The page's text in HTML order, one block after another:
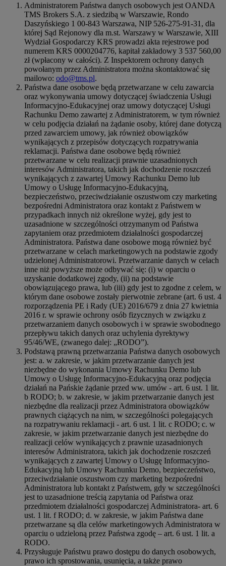
Administratorem Państwa danych osobowych jest OANDA
TMS Brokers S.A. z siedzibą w Warszawie, Rondo
Daszyńskiego 1 00-843 Warszawa, NIP 526-275-91-31, dla
której Sąd Rejonowy dla m.st. Warszawy w Warszawie, XIII
Wydział Gospodarczy KRS prowadzi akta rejestrowe pod
numerem KRS 0000204776, kapitał zakładowy 3 537 560,00
zł (wpłacony w całości). Z Inspektorem ochrony danych
powołanym przez Administratora można skontaktować się
mailowo: odo@tms.pl.
Państwa dane osobowe będą przetwarzane w celu zawarcia
oraz wykonywania umowy dotyczącej świadczenia Usługi
Informacyjno-Edukacyjnej oraz umowy dotyczącej Usługi
Rachunku Demo zawartej z Administratorem, w tym również
w celu podjęcia działań na żądanie osoby, której dane dotyczą
przed zawarciem umowy, jak również obowiązków
wynikających z przepisów dotyczących rozpatrywania
reklamacji. Państwa dane osobowe będą również
przetwarzane w celu realizacji prawnie uzasadnionych
interesów Administratora, takich jak dochodzenie roszczeń
wynikających z zawartej Umowy Rachunku Demo lub
Umowy o Usługę Informacyjno-Edukacyjną,
bezpieczeństwo, przeciwdziałanie oszustwom czy marketing
bezpośredni Administratora oraz kontakt z Państwem w
przypadkach innych niż określone wyżej, gdy jest to
uzasadnione w szczególności otrzymanym od Państwa
zapytaniem oraz przedmiotem działalności gospodarczej
Administratora. Państwa dane osobowe mogą również być
przetwarzane w celach marketingowych na podstawie zgody
udzielonej Administratorowi. Przetwarzanie danych w celach
inne niż powyższe może odbywać się: (i) w oparciu o
uzyskanie dodatkowej zgody, (ii) na podstawie
obowiązującego prawa, lub (iii) gdy jest to zgodne z celem, w
którym dane osobowe zostały pierwotnie zebrane (art. 6 ust. 4
rozporządzenia PE i Rady (UE) 2016/679 z dnia 27 kwietnia
2016 r. w sprawie ochrony osób fizycznych w związku z
przetwarzaniem danych osobowych i w sprawie swobodnego
przepływu takich danych oraz uchylenia dyrektywy
95/46/WE, (zwanego dalej: „RODO”).
Podstawą prawną przetwarzania Państwa danych osobowych
jest: a. w zakresie, w jakim przetwarzanie danych jest
niezbędne do wykonania Umowy Rachunku Demo lub
Umowy o Usługę Informacyjno-Edukacyjną oraz podjęcia
działań na Pańskie żądanie przed ww. umów - art. 6 ust. 1 lit.
b RODO; b. w zakresie, w jakim przetwarzanie danych jest
niezbędne dla realizacji przez Administratora obowiązków
prawnych ciążących na nim, w szczególności polegających
na rozpatrywaniu reklamacji - art. 6 ust. 1 lit. c RODO; c. w
zakresie, w jakim przetwarzanie danych jest niezbędne do
realizacji celów wynikających z prawnie uzasadnionych
interesów Administratora, takich jak dochodzenie roszczeń
wynikających z zawartej Umowy o Usługę Informacyjno-
Edukacyjną lub Umowy Rachunku Demo, bezpieczeństwo,
przeciwdziałanie oszustwom czy marketing bezpośredni
Administratora lub kontakt z Państwem, gdy w szczególności
jest to uzasadnione treścią zapytania od Państwa oraz
przedmiotem działalności gospodarczej Administratora- art. 6
ust. 1 lit. f RODO; d. w zakresie, w jakim Państwa dane
przetwarzane są dla celów marketingowych Administratora w
oparciu o udzieloną przez Państwa zgodę – art. 6 ust. 1 lit. a
RODO.
Przysługuje Państwu prawo dostępu do danych osobowych,
prawo ich sprostowania, usunięcia, a także prawo